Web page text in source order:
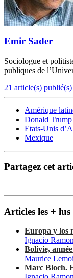
Emir Sader
Sociologue et
publiques de
21 article(s) publié(s)
Amérique
Donald Trump
Etats-Unis
Mexique
Partagez cet
Articles les + lus
Europa y los
Ignacio
Bolivie,
Maurice
Marc Bloch.